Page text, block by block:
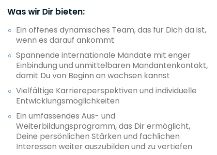
Was wir Dir bieten:
Ein offenes dynamisches Team, das für Dich da ist,
wenn es darauf ankommt
Spannende internationale Mandate mit enger
Einbindung und unmittelbaren Mandantenkontakt,
damit Du von Beginn an wachsen kannst
Vielfältige Karriereperspektiven und individuelle
Entwicklungsmöglichkeiten
Ein umfassendes Aus- und
Weiterbildungsprogramm, das Dir ermöglicht,
Deine persönlichen Stärken und fachlichen
Interessen weiter auszubilden und zu vertiefen